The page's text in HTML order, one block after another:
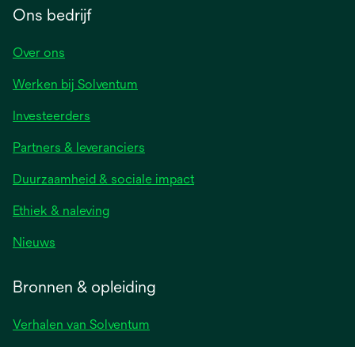
Ons bedrijf
Over ons
Werken bij Solventum
Investeerders
Partners & leveranciers
Duurzaamheid & sociale impact
Ethiek & naleving
Nieuws
Bronnen & opleiding
Verhalen van Solventum